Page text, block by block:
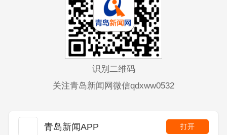
识别二维码
关注青岛新闻网微信qdxww0532
青岛新闻APP 打开